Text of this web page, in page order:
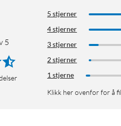
5
5 stjerner
4 stjerner
3 stjerner
2 stjerner
1 stjerne
Klikk her ovenfor for å